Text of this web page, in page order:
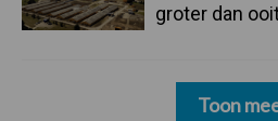
groter dan
Toon